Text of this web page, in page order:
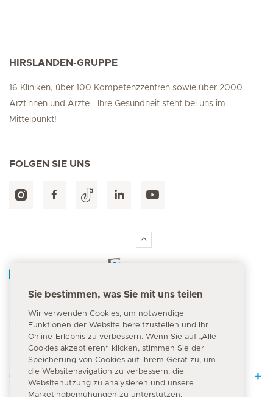
HIRSLANDEN-GRUPPE
16 Kliniken, über 100 Kompetenzzentren sowie über 2000
Ärztinnen und Ärzte - Ihre Gesundheit steht bei uns im
Mittelpunkt!
FOLGEN SIE UNS
144
Quick Links
Sie bestimmen, was Sie mit uns teilen
Wir verwenden Cookies, um notwendige
Funktionen der Website bereitzustellen und Ihr
Online-Erlebnis zu verbessern. Wenn Sie auf „Alle
Cookies akzeptieren“ klicken, stimmen Sie der
Speicherung von Cookies auf Ihrem Gerät zu, um
die Websitenavigation zu verbessern, die
Websitenutzung zu analysieren und unsere
Marketingbemühungen zu unterstützen.